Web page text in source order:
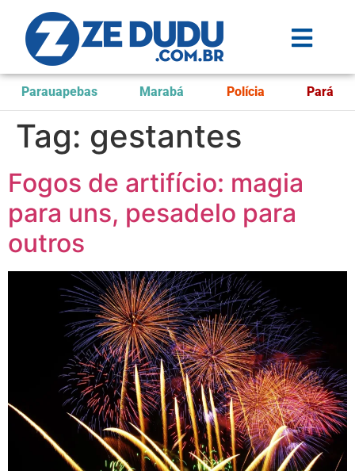
Parauapebas Marabá Polícia Pará
Tag: gestantes
Fogos de artifício: magia
para uns, pesadelo para
outros